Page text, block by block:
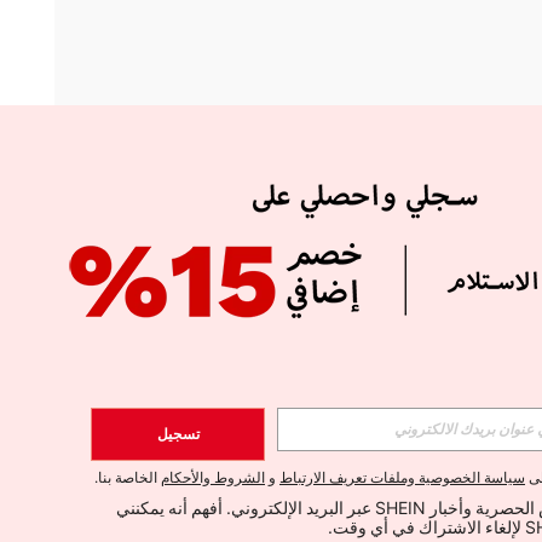
الإشتراك
اشتراك
تسجيل
سياسة الخصوصية وملفات تعريف الارتباط و الشروط والأحكام الخاصة بنا.
أود تلقي العروض الحصرية وأخبار SHEIN عبر البريد الإلكتروني. أفهم أنه يمكنني